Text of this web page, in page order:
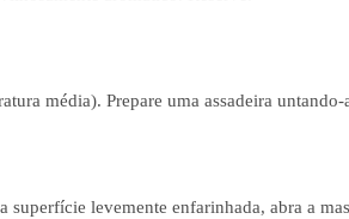
média). Prepare uma assadeira
superfície levemente enfarinhada, abra a